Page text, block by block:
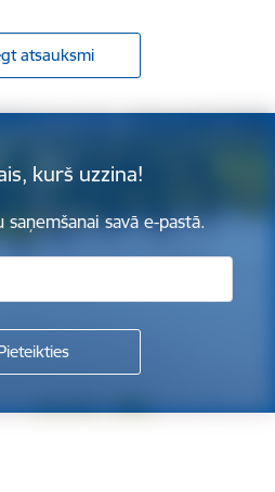
atsauksmi
kurš uzzina!
saņemšanai savā e-pastā.